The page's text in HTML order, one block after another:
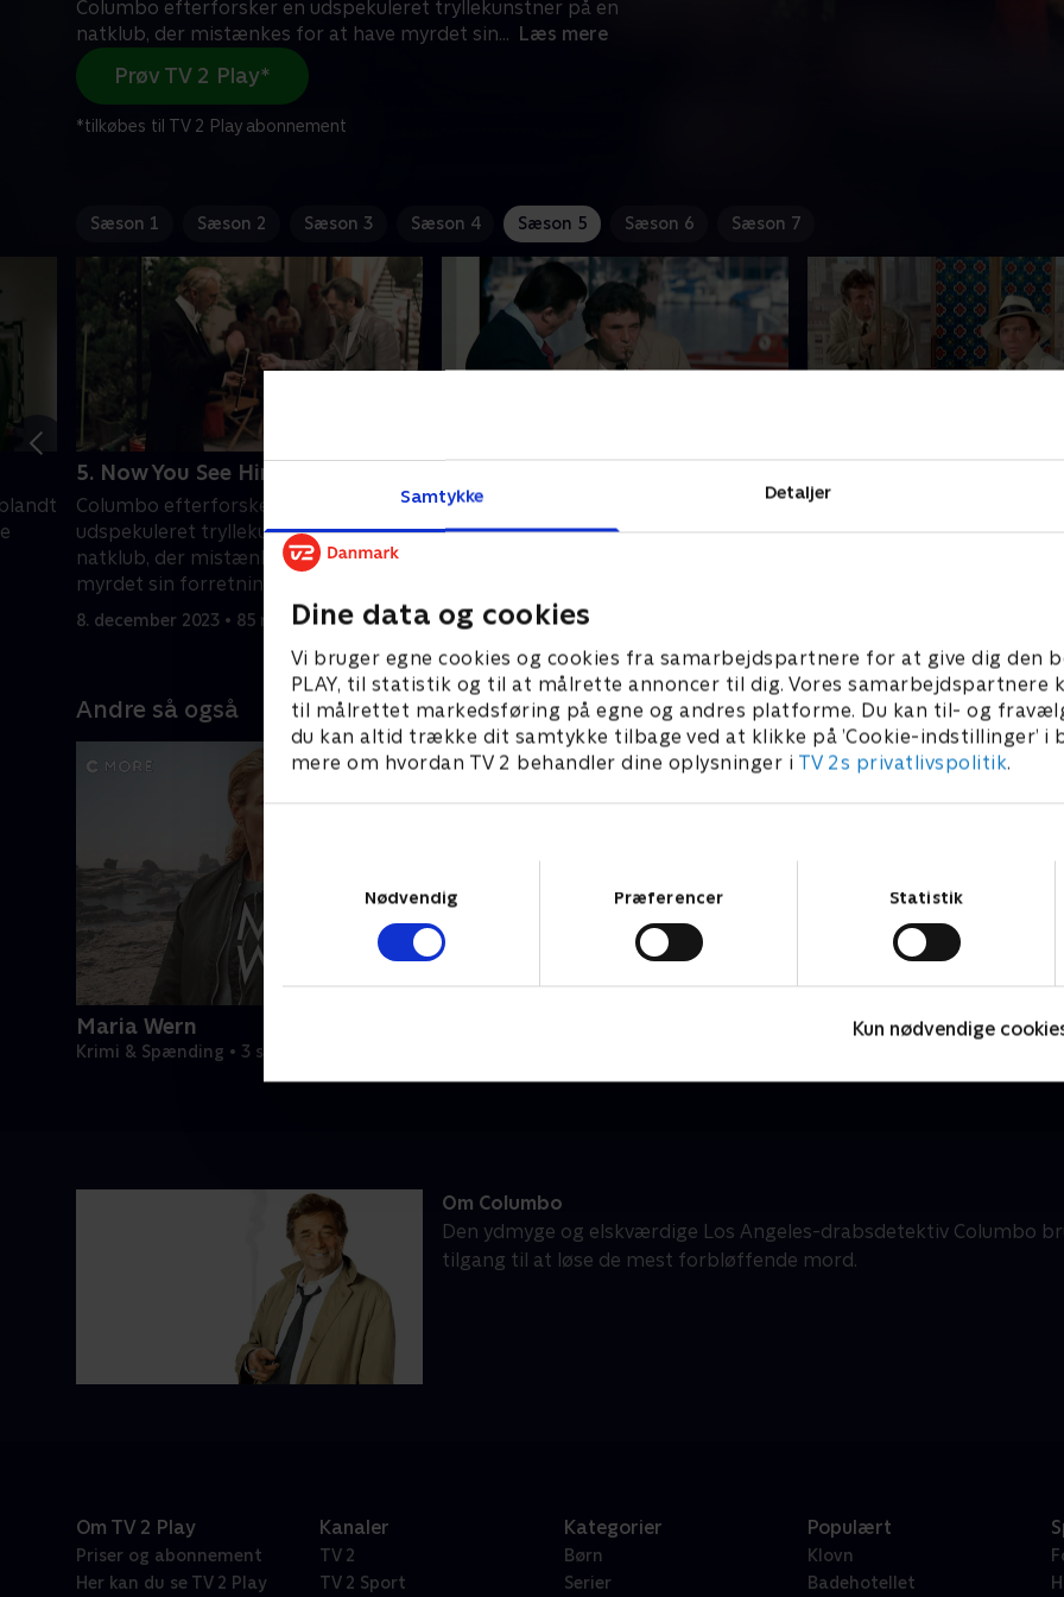
Samtykke Detaljer
Dine data og cookies
Vi bruger egne cookies og cookies fra samarbejdspartnere for at give dig den
PLAY, til statistik og til at målrette annoncer til dig. Vores samarbejdspartnere
til målrettet markedsføring på egne og andres platforme. Du kan til- og
du kan altid trække dit samtykke tilbage ved at klikke på ’Cookie-indstillinger’ i
mere om hvordan TV 2 behandler dine oplysninger i TV 2s privatlivspolitik.
Nødvendig
Præferencer Statistik
Kun nødvendige
Columbo efterforsker en udspekuleret tryllekunstner på en
natklub, der mistænkes for at have myrdet sin... Læs mere
Prøv TV 2 Play*
*tilkøbes til TV 2 Play abonnement
Sæson 1 Sæson 2 Sæson 3 Sæson 4 Sæson 5 Sæson 6 Sæson 7
5. Now You See Him
Columbo efterforsker en
udspekuleret tryllekunstner på en
natklub, der mistænkes for at have
myrdet sin forretningspartner.
8. december 2023 • 85 min
Columbo er frustreret, da hans
primære mistænkte i en
8. december 2023 • 92 min
Skuespilleren Ward Fowler,
Andre så også
Maria Wern
Krimi & Spænding • 3 sæsoner
Om Columbo
Den ydmyge og elskværdige Los Angeles-drabsdetektiv Columbo
tilgang til at løse de mest forbløffende mord.
Om TV 2 Play
Priser og abonnement
Her kan du se TV 2 Play
Kanaler
TV 2
TV 2 Sport
Kategorier
Børn
Serier
Populært
Klovn
Badehotellet